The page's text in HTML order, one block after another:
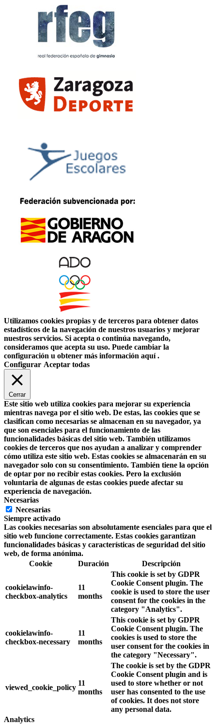
Utilizamos cookies propias y de terceros para obtener datos
estadísticos de la navegación de nuestros usuarios y mejorar
nuestros servicios. Si acepta o continúa navegando,
consideramos que acepta su uso. Puede cambiar la
configuración u obtener más información aquí .
Configurar Aceptar todas
Cerrar
Este sitio web utiliza cookies para mejorar su experiencia
mientras navega por el sitio web. De estas, las cookies que se
clasifican como necesarias se almacenan en su navegador, ya
que son esenciales para el funcionamiento de las
funcionalidades básicas del sitio web. También utilizamos
cookies de terceros que nos ayudan a analizar y comprender
cómo utiliza este sitio web. Estas cookies se almacenarán en su
navegador solo con su consentimiento. También tiene la opción
de optar por no recibir estas cookies. Pero la exclusión
voluntaria de algunas de estas cookies puede afectar su
experiencia de navegación.
Necesarias
Necesarias
Siempre activado
Las cookies necesarias son absolutamente esenciales para que el
sitio web funcione correctamente. Estas cookies garantizan
funcionalidades básicas y características de seguridad del sitio
web, de forma anónima.
Cookie
Duración Descripción
cookielawinfo-
checkbox-analytics
11
months
This cookie is set by GDPR
Cookie Consent plugin. The
cookie is used to store the user
consent for the cookies in the
category "Analytics".
cookielawinfo-
checkbox-necessary
11
months
This cookie is set by GDPR
Cookie Consent plugin. The
cookies is used to store the
user consent for the cookies in
the category "Necessary".
viewed_cookie_policy
11
months
The cookie is set by the GDPR
Cookie Consent plugin and is
used to store whether or not
user has consented to the use
of cookies. It does not store
any personal data.
Analytics